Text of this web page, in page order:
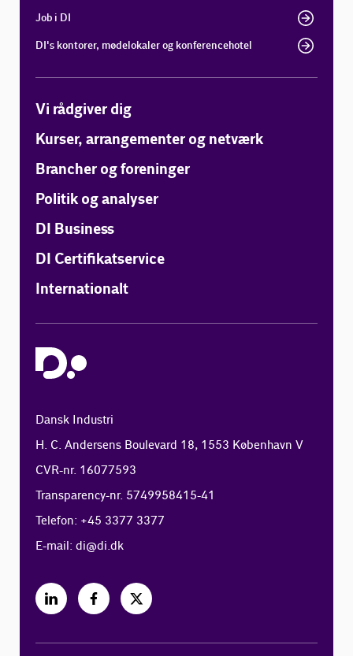
Job i DI
DI's kontorer, mødelokaler og konferencehotel
Vi rådgiver dig
Kurser, arrangementer og netværk
Brancher og foreninger
Politik og analyser
DI Business
DI Certifikatservice
Internationalt
Dansk Industri
H. C. Andersens Boulevard 18, 1553 København V
CVR-nr. 16077593
Transparency-nr. 5749958415-41
Telefon: +45 3377 3377
E-mail:di@di.dk